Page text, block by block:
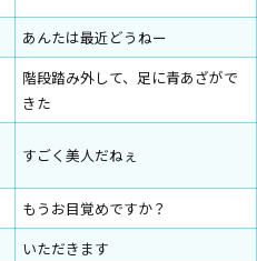
あんたは最近どうねー
階段踏み外して、足に青あざがで
きた
すごく美人だねぇ
もうお目覚めですか？
いただきます